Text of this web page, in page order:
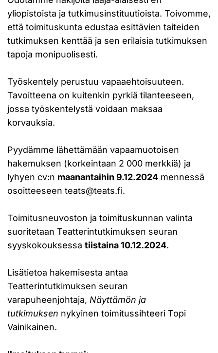
yliopistoista ja tutkimusinstituutioista. Toivomme,
että toimituskunta edustaa esittävien taiteiden
tutkimuksen kenttää ja sen erilaisia tutkimuksen
tapoja monipuolisesti.
Työskentely perustuu vapaaehtoisuuteen.
Tavoitteena on kuitenkin pyrkiä tilanteeseen,
jossa työskentelystä voidaan maksaa
korvauksia.
Pyydämme lähettämään vapaamuotoisen
hakemuksen (korkeintaan 2 000 merkkiä) ja
lyhyen cv:n maanantaihin 9.12.2024 mennessä
osoitteeseen teats@teats.fi.
Toimitusneuvoston ja toimituskunnan valinta
suoritetaan Teatterintutkimuksen seuran
syyskokouksessa tiistaina 10.12.2024.
Lisätietoa hakemisesta antaa
Teatterintutkimuksen seuran
varapuheenjohtaja, Näyttämön ja
tutkimuksen nykyinen toimitussihteeri Topi
Vainikainen.